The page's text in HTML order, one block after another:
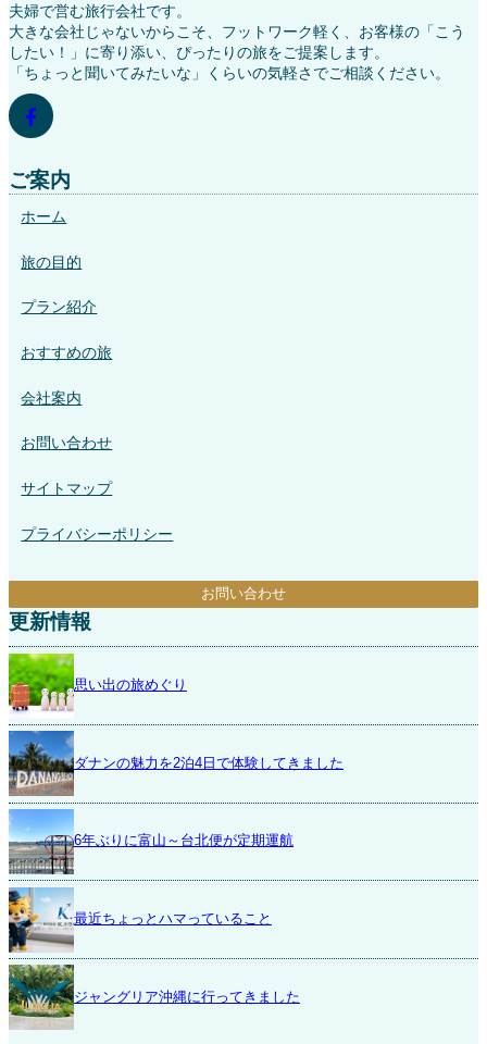
夫婦で営む旅行会社です。
大きな会社じゃないからこそ、フットワーク軽く、お客様の「こう
したい！」に寄り添い、ぴったりの旅をご提案します。
「ちょっと聞いてみたいな」くらいの気軽さでご相談ください。
ア
イ
コ
ン
ク
ご案内
ホーム
旅の目的
プラン紹介
おすすめの旅
会社案内
お問い合わせ
サイトマップ
プライバシーポリシー
お問い合わせ
更新情報
思い出の旅めぐり
ダナンの魅力を2泊4日で体験してきました
6年ぶりに富山～台北便が定期運航
最近ちょっとハマっていること
ジャングリア沖縄に行ってきました